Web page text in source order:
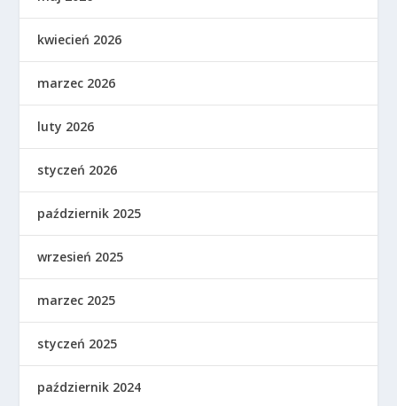
kwiecień 2026
marzec 2026
luty 2026
styczeń 2026
październik 2025
wrzesień 2025
marzec 2025
styczeń 2025
październik 2024